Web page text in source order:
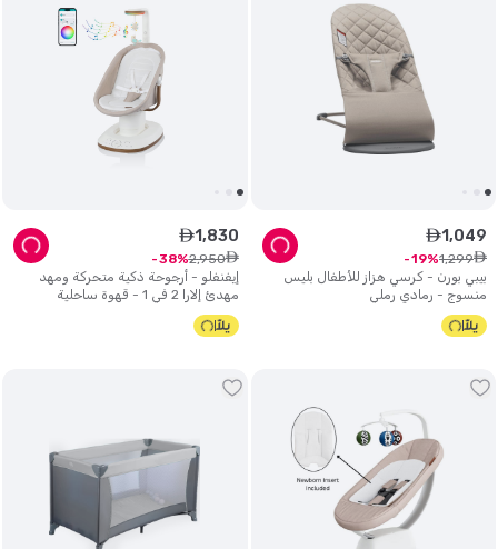
بيبي بورن - كرسي هزاز للأطفال بليس
منسوج - رمادي رملي
ê1,049
ê
1,299
19
إيفنفلو - أرجوحة ذكية متحركة ومهد
مهدئ إلارا 2 في 1 - قهوة ساحلية
ê1,830
ê
2,950
38